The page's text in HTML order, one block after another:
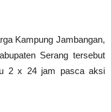
Kampung Jambangan,
Serang tersebut
2 x 24 jam pasca aksi